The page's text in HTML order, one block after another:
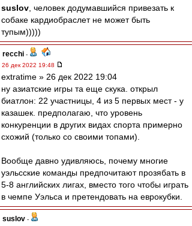
suslov , человек додумавшийся привезать к
собаке кардиобраслет не может быть
тупым)))))
recchi -
26 дек 2022 19:48
extratime » 26 дек 2022 19:04
ну азиатские игры та еще скука. открыл
биатлон: 22 участницы, 4 из 5 первых мест - у
казашек. предполагаю, что уровень
конкуренции в других видах спорта примерно
схожий (только со своими топами).
Вообще давно удивляюсь, почему многие
уэльсские команды предпочитают прозябать в
5-8 английских лигах, вместо того чтобы играть
в чемпе Уэльса и претендовать на еврокубки.
suslov -